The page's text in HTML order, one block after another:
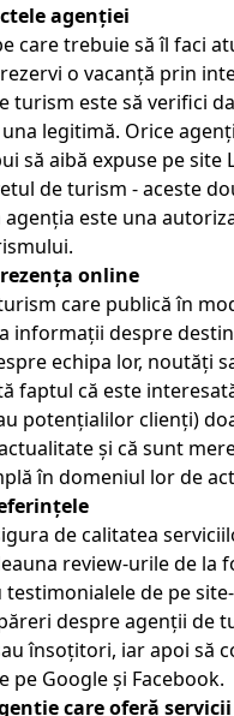
agenției
care trebuie să îl faci
o vacanță prin
turism este să verifici
legitimă. Orice
să aibă expuse pe site
de turism - aceste
este una
.
online
care publică în
informații despre
echipa lor, noutăți
faptul că este
potențialilor clienți)
și că sunt
în domeniul lor de
de calitatea
review-urile de la
testimonialelede pe
despre agenții de
însoțitori, iar apoi să
pe Googleși Facebook.
care oferă